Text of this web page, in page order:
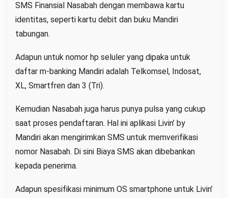
SMS Finansial Nasabah dengan membawa kartu
identitas, seperti kartu debit dan buku Mandiri
tabungan.
Adapun untuk nomor hp seluler yang dipaka untuk
daftar m-banking Mandiri adalah Telkomsel, Indosat,
XL, Smartfren dan 3 (Tri).
Kemudian Nasabah juga harus punya pulsa yang cukup
saat proses pendaftaran. Hal ini aplikasi Livin’ by
Mandiri akan mengirimkan SMS untuk memverifikasi
nomor Nasabah. Di sini Biaya SMS akan dibebankan
kepada penerima.
Adapun spesifikasi minimum OS smartphone untuk Livin’